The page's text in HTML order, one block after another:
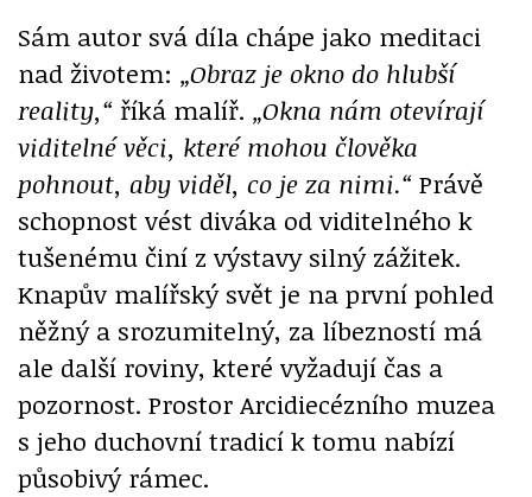
Sám autor svá díla chápe jako meditaci
nad životem: „Obraz je okno do hlubší
reality,“ říká malíř. „Okna nám otevírají
viditelné věci, které mohou člověka
pohnout, aby viděl, co je za nimi.“ Právě
schopnost vést diváka od viditelného k
tušenému činí z výstavy silný zážitek.
Knapův malířský svět je na první pohled
něžný a srozumitelný, za líbezností má
ale další roviny, které vyžadují čas a
pozornost. Prostor Arcidiecézního muzea
s jeho duchovní tradicí k tomu nabízí
působivý rámec.